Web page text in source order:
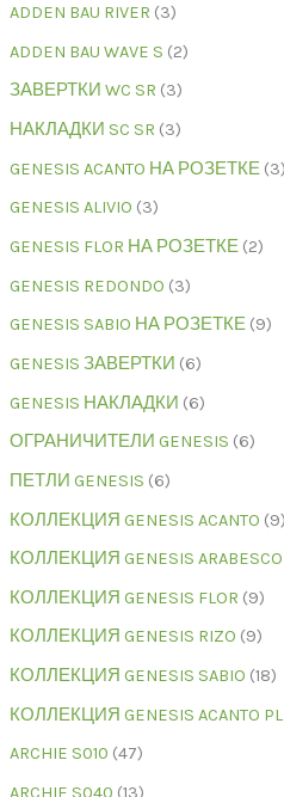
ADDEN BAU RIVER 3
ADDEN BAU WAVE S 2
ЗАВЕРТКИ WC SR 3
НАКЛАДКИ SC SR 3
GENESIS ACANTO НА РОЗЕТКЕ 3
GENESIS ALIVIO 3
GENESIS FLOR НА РОЗЕТКЕ 2
GENESIS REDONDO 3
GENESIS SABIO НА РОЗЕТКЕ 9
GENESIS ЗАВЕРТКИ 6
GENESIS НАКЛАДКИ 6
ОГРАНИЧИТЕЛИ GENESIS 6
ПЕТЛИ GENESIS 6
КОЛЛЕКЦИЯ GENESIS ACANTO 9
КОЛЛЕКЦИЯ GENESIS ARABESCO
КОЛЛЕКЦИЯ GENESIS FLOR 9
КОЛЛЕКЦИЯ GENESIS RIZO 9
КОЛЛЕКЦИЯ GENESIS SABIO 18
КОЛЛЕКЦИЯ GENESIS ACANTO PL
ARCHIE S010 47
ARCHIE S040 13